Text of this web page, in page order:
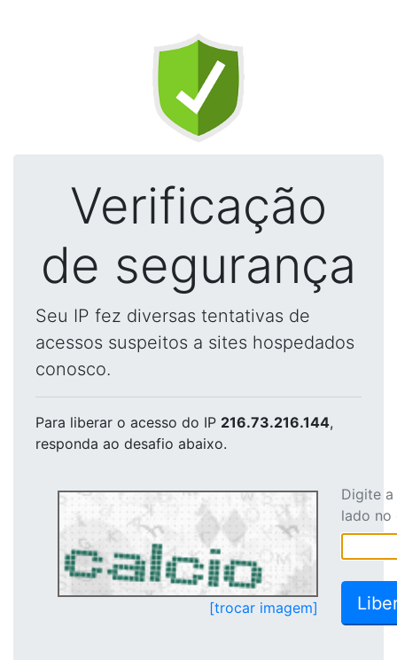
Verificação
de segurança
Seu IP fez diversas tentativas de
acessos suspeitos a sites hospedados
conosco.
Para liberar o acesso do IP 216.73.216.144,
responda ao desafio abaixo.
[trocar imagem]
Digite
lado no